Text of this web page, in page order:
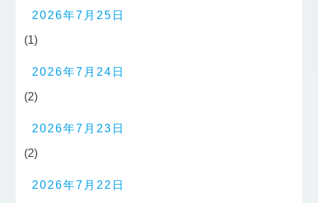
2026年7月25日
(1)
2026年7月24日
(2)
2026年7月23日
(2)
2026年7月22日